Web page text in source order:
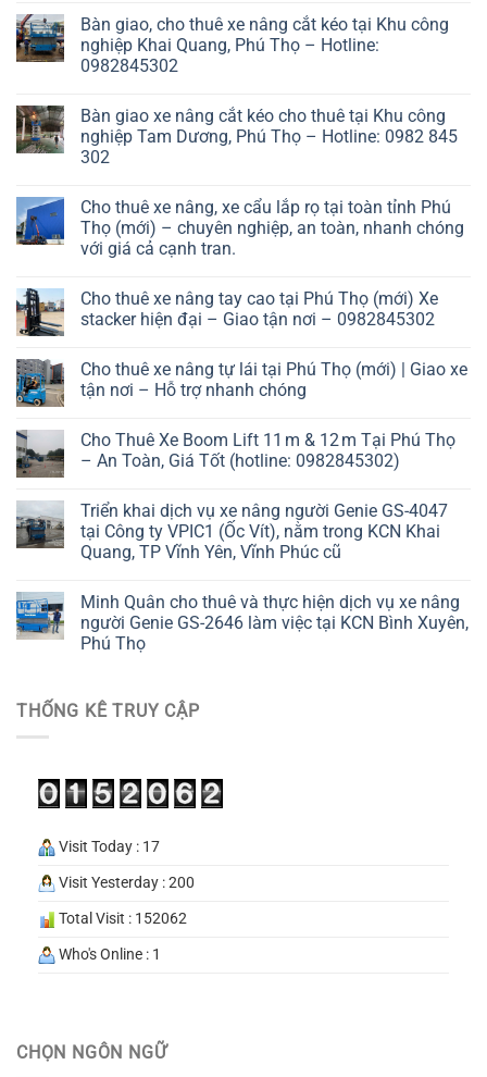
Bàn giao, cho thuê xe nâng cắt kéo tại Khu công
nghiệp Khai Quang, Phú Thọ – Hotline:
0982845302
Bàn giao xe nâng cắt kéo cho thuê tại Khu công
nghiệp Tam Dương, Phú Thọ – Hotline: 0982 845
302
Cho thuê xe nâng, xe cẩu lắp rọ tại toàn tỉnh Phú
Thọ (mới) – chuyên nghiệp, an toàn, nhanh chóng
với giá cả cạnh tran.
Cho thuê xe nâng tay cao tại Phú Thọ (mới) Xe
stacker hiện đại – Giao tận nơi – 0982845302
Cho thuê xe nâng tự lái tại Phú Thọ (mới) | Giao xe
tận nơi – Hỗ trợ nhanh chóng
Cho Thuê Xe Boom Lift 11 m & 12 m Tại Phú Thọ
– An Toàn, Giá Tốt (hotline: 0982845302)
Triển khai dịch vụ xe nâng người Genie GS-4047
tại Công ty VPIC1 (Ốc Vít), nằm trong KCN Khai
Quang, TP Vĩnh Yên, Vĩnh Phúc cũ
Minh Quân cho thuê và thực hiện dịch vụ xe nâng
người Genie GS-2646 làm việc tại KCN Bình Xuyên,
Phú Thọ
THỐNG KÊ TRUY CẬP
Visit Today : 17
Visit Yesterday : 200
Total Visit : 152062
Who's Online : 1
CHỌN NGÔN NGỮ